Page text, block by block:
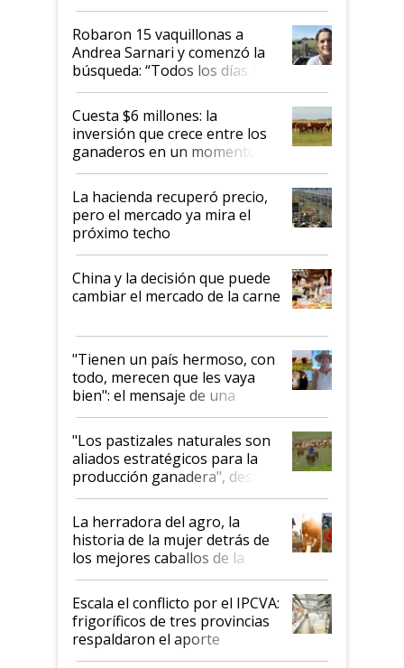
Robaron 15 vaquillonas a
Andrea Sarnari y comenzó la
búsqueda: “Todos los días le
toca a algún productor”
Cuesta $6 millones: la
inversión que crece entre los
ganaderos en un momento
histórico para la actividad
La hacienda recuperó precio,
pero el mercado ya mira el
próximo techo
China y la decisión que puede
cambiar el mercado de la carne
"Tienen un país hermoso, con
todo, merecen que les vaya
bien": el mensaje de una
ganadera uruguaya sobre las
oportunidades que se abren
para el agro en Argentina, con
foco en la carne
"Los pastizales naturales son
aliados estratégicos para la
producción ganadera", destaca
la iniciativa que ya reúne a 46
establecimientos en Argentina
La herradora del agro, la
historia de la mujer detrás de
los mejores caballos de la
Argentina y los mitos que
todavía hacen sufrir a estos
animales: "Mientras me
descalificaban, yo seguí
haciendo currículum"
Escala el conflicto por el IPCVA:
frigoríficos de tres provincias
respaldaron el aporte
obligatorio